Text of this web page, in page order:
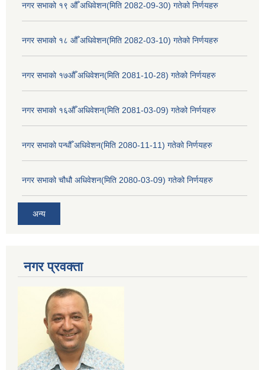
नगर सभाको १९ औँ अधिवेशन(मिति 2082-09-30) गतेको निर्णयहरु
नगर सभाको १८ औँ अधिवेशन(मिति 2082-03-10) गतेको निर्णयहरु
नगर सभाको १७औँ अधिवेशन(मिति 2081-10-28) गतेको निर्णयहरु
नगर सभाको १६औँ अधिवेशन(मिति 2081-03-09) गतेको निर्णयहरु
नगर सभाको पन्धौँ अधिवेशन(मिति 2080-11-11) गतेको निर्णयहरु
नगर सभाको चौधौ अधिवेशन(मिति 2080-03-09) गतेको निर्णयहरु
अन्य
नगर प्रव‌क्ता